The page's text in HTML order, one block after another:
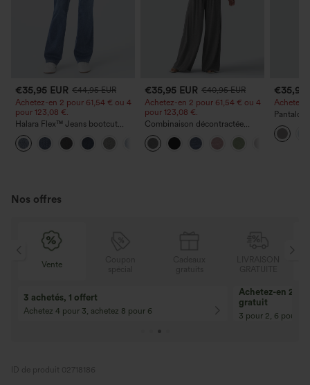
€35,95 EUR €44,95 EUR
Achetez-en 2 pour 61,54 € ou 4
pour 123,08 €.
Halara Flex™ Jeans bootcut
décontractés taille haute, effet
délavé, avec poches
€35,95 EUR €40,95 EUR
Achetez-en 2 pour 61,54 € ou 4
pour 123,08 €.
Combinaison décontractée
chinée à bretelles réglables,
fronces et jambes larges, avec
poches — facile comme tout
€35,95
Achetez-
Pantalon
poches
Nos offres
Vente
3 achetés, 1 offert
Achetez 4 pour 3, achetez 8 pour 6
Achetez-en 2,
gratuit
3 pour 2, 6 pour 4,
ID de produit 02718186